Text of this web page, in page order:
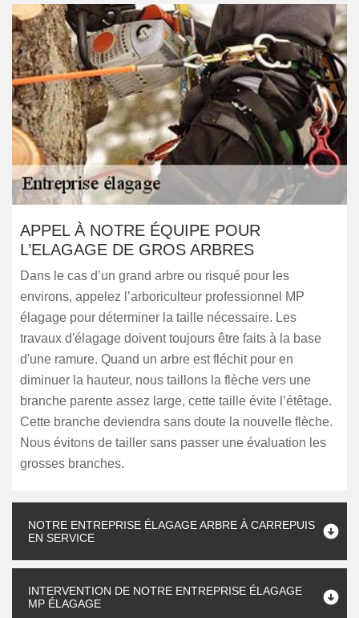
APPEL À NOTRE ÉQUIPE POUR
L’ELAGAGE DE GROS ARBRES
Dans le cas d’un grand arbre ou risqué pour les
environs, appelez l’arboriculteur professionnel MP
élagage pour déterminer la taille nécessaire. Les
travaux d'élagage doivent toujours être faits à la base
d'une ramure. Quand un arbre est fléchit pour en
diminuer la hauteur, nous taillons la flèche vers une
branche parente assez large, cette taille évite l’étêtage.
Cette branche deviendra sans doute la nouvelle flèche.
Nous évitons de tailler sans passer une évaluation les
grosses branches.
NOTRE ENTREPRISE ÉLAGAGE ARBRE À CARREPUIS
EN SERVICE
INTERVENTION DE NOTRE ENTREPRISE ÉLAGAGE
MP ÉLAGAGE